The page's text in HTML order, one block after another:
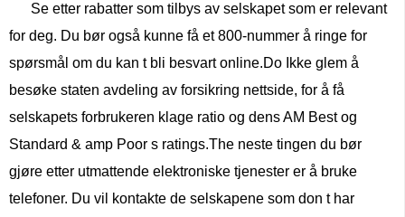
Se etter rabatter som tilbys av selskapet som er relevant
for deg. Du bør også kunne få et 800-nummer å ringe for
spørsmål om du kan t bli besvart online.Do Ikke glem å
besøke staten avdeling av forsikring nettside, for å få
selskapets forbrukeren klage ratio og dens AM Best og
Standard & amp Poor s ratings.The neste tingen du bør
gjøre etter utmattende elektroniske tjenester er å bruke
telefoner. Du vil kontakte de selskapene som don t har